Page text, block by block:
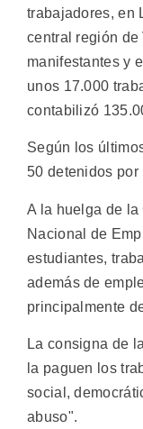
trabajadores, en
central región
manifestantes y
unos 17.000
contabilizó
Según los
50 detenidos por
A la huelga de
Nacional de
estudiantes,
además de
principalmente
La consigna de
la paguen los
social,
abuso".